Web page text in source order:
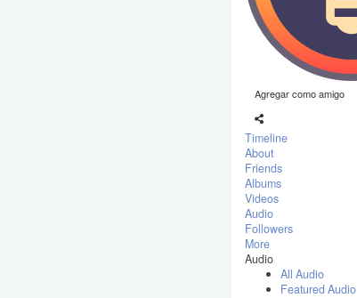
Agregar como amigo
Timeline
About
Friends
Albums
Videos
Audio
Followers
More
Audio
All Audio
Featured Audio